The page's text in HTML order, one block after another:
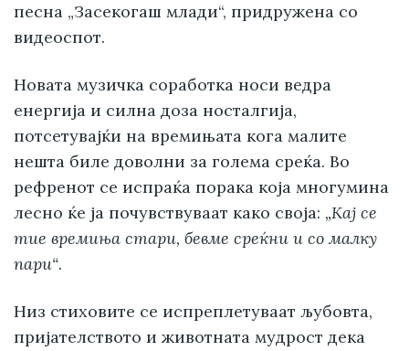
песна „Засекогаш млади“, придружена со
видеоспот.
Новата музичка соработка носи ведра
енергија и силна доза носталгија,
потсетувајќи на времињата кога малите
нешта биле доволни за голема среќа. Во
рефренот се испраќа порака која многумина
лесно ќе ја почувствуваат како своја: „Кај се
тие времиња стари, бевме среќни и со малку
пари“.
Низ стиховите се испреплетуваат љубовта,
пријателството и животната мудрост дека